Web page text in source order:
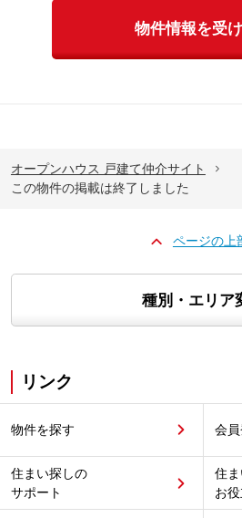
物件情報を受
オープンハウス 戸建て仲介サイト
この物件の掲載は終了しました
ページの上
種別・エリア
リンク
物件を探す 会
住まい探しの
サポート
住
お